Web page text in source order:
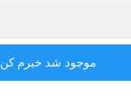
موجود شد خبرم کن